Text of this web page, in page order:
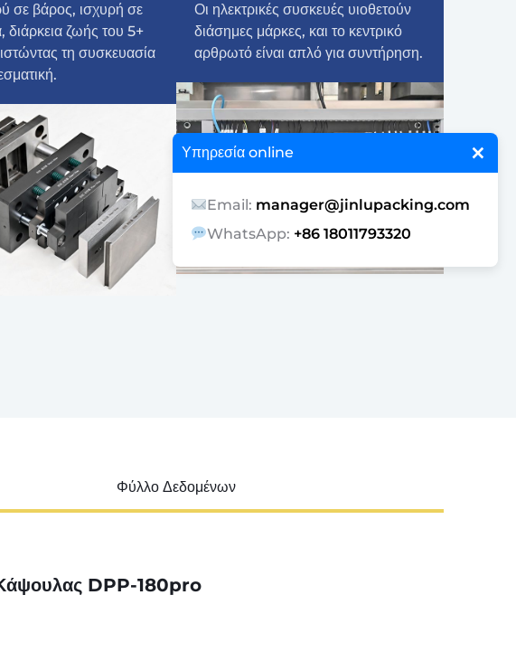
×
Υπηρεσία online
Email: manager@jinlupacking.com
WhatsApp: +86 18011793320
σε βάρος, ισχυρή σε
διάρκεια ζωής του 5+
τη συσκευασία
Οι ηλεκτρικές συσκευές υιοθετούν
διάσημες μάρκες, και το κεντρικό
αρθρωτό είναι απλό για συντήρηση.
Φύλλο Δεδομένων
DPP-180pro